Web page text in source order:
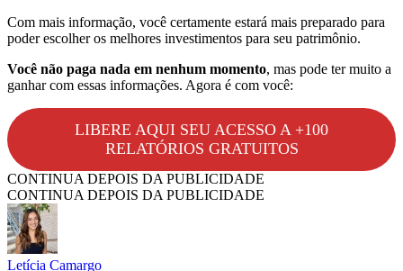
Com mais informação, você certamente estará mais preparado para
poder escolher os melhores investimentos para seu patrimônio.
Você não paga nada em nenhum momento, mas pode ter muito a
ganhar com essas informações. Agora é com você:
LIBERE AQUI SEU ACESSO A +100
RELATÓRIOS GRATUITOS
CONTINUA DEPOIS DA PUBLICIDADE
CONTINUA DEPOIS DA PUBLICIDADE
Letícia Camargo